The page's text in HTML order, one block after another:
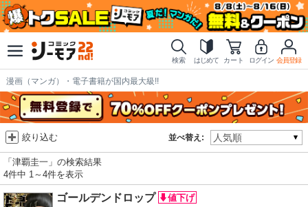
検索 はじめて カート ログイン 会員登録
漫画（マンガ）・電子書籍が国内最大級!!
並べ替え:
絞り込む
「津覇圭一」の検索結果
4件中 1～4件を表示
ゴールデンドロップ